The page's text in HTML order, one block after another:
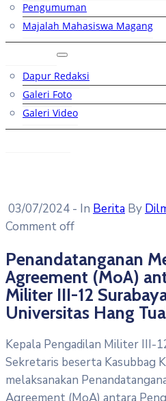
Pengumuman
Majalah Mahasiswa Magang
Dapur Redaksi
Galeri Foto
Galeri Video
03/07/2024 - In Berita By
Comment off
Penandatanganan
Agreement (MoA)
Militer III-12
Universitas Hang
Kepala Pengadilan Militer III-
Sekretaris beserta Kasubbag
melaksanakan